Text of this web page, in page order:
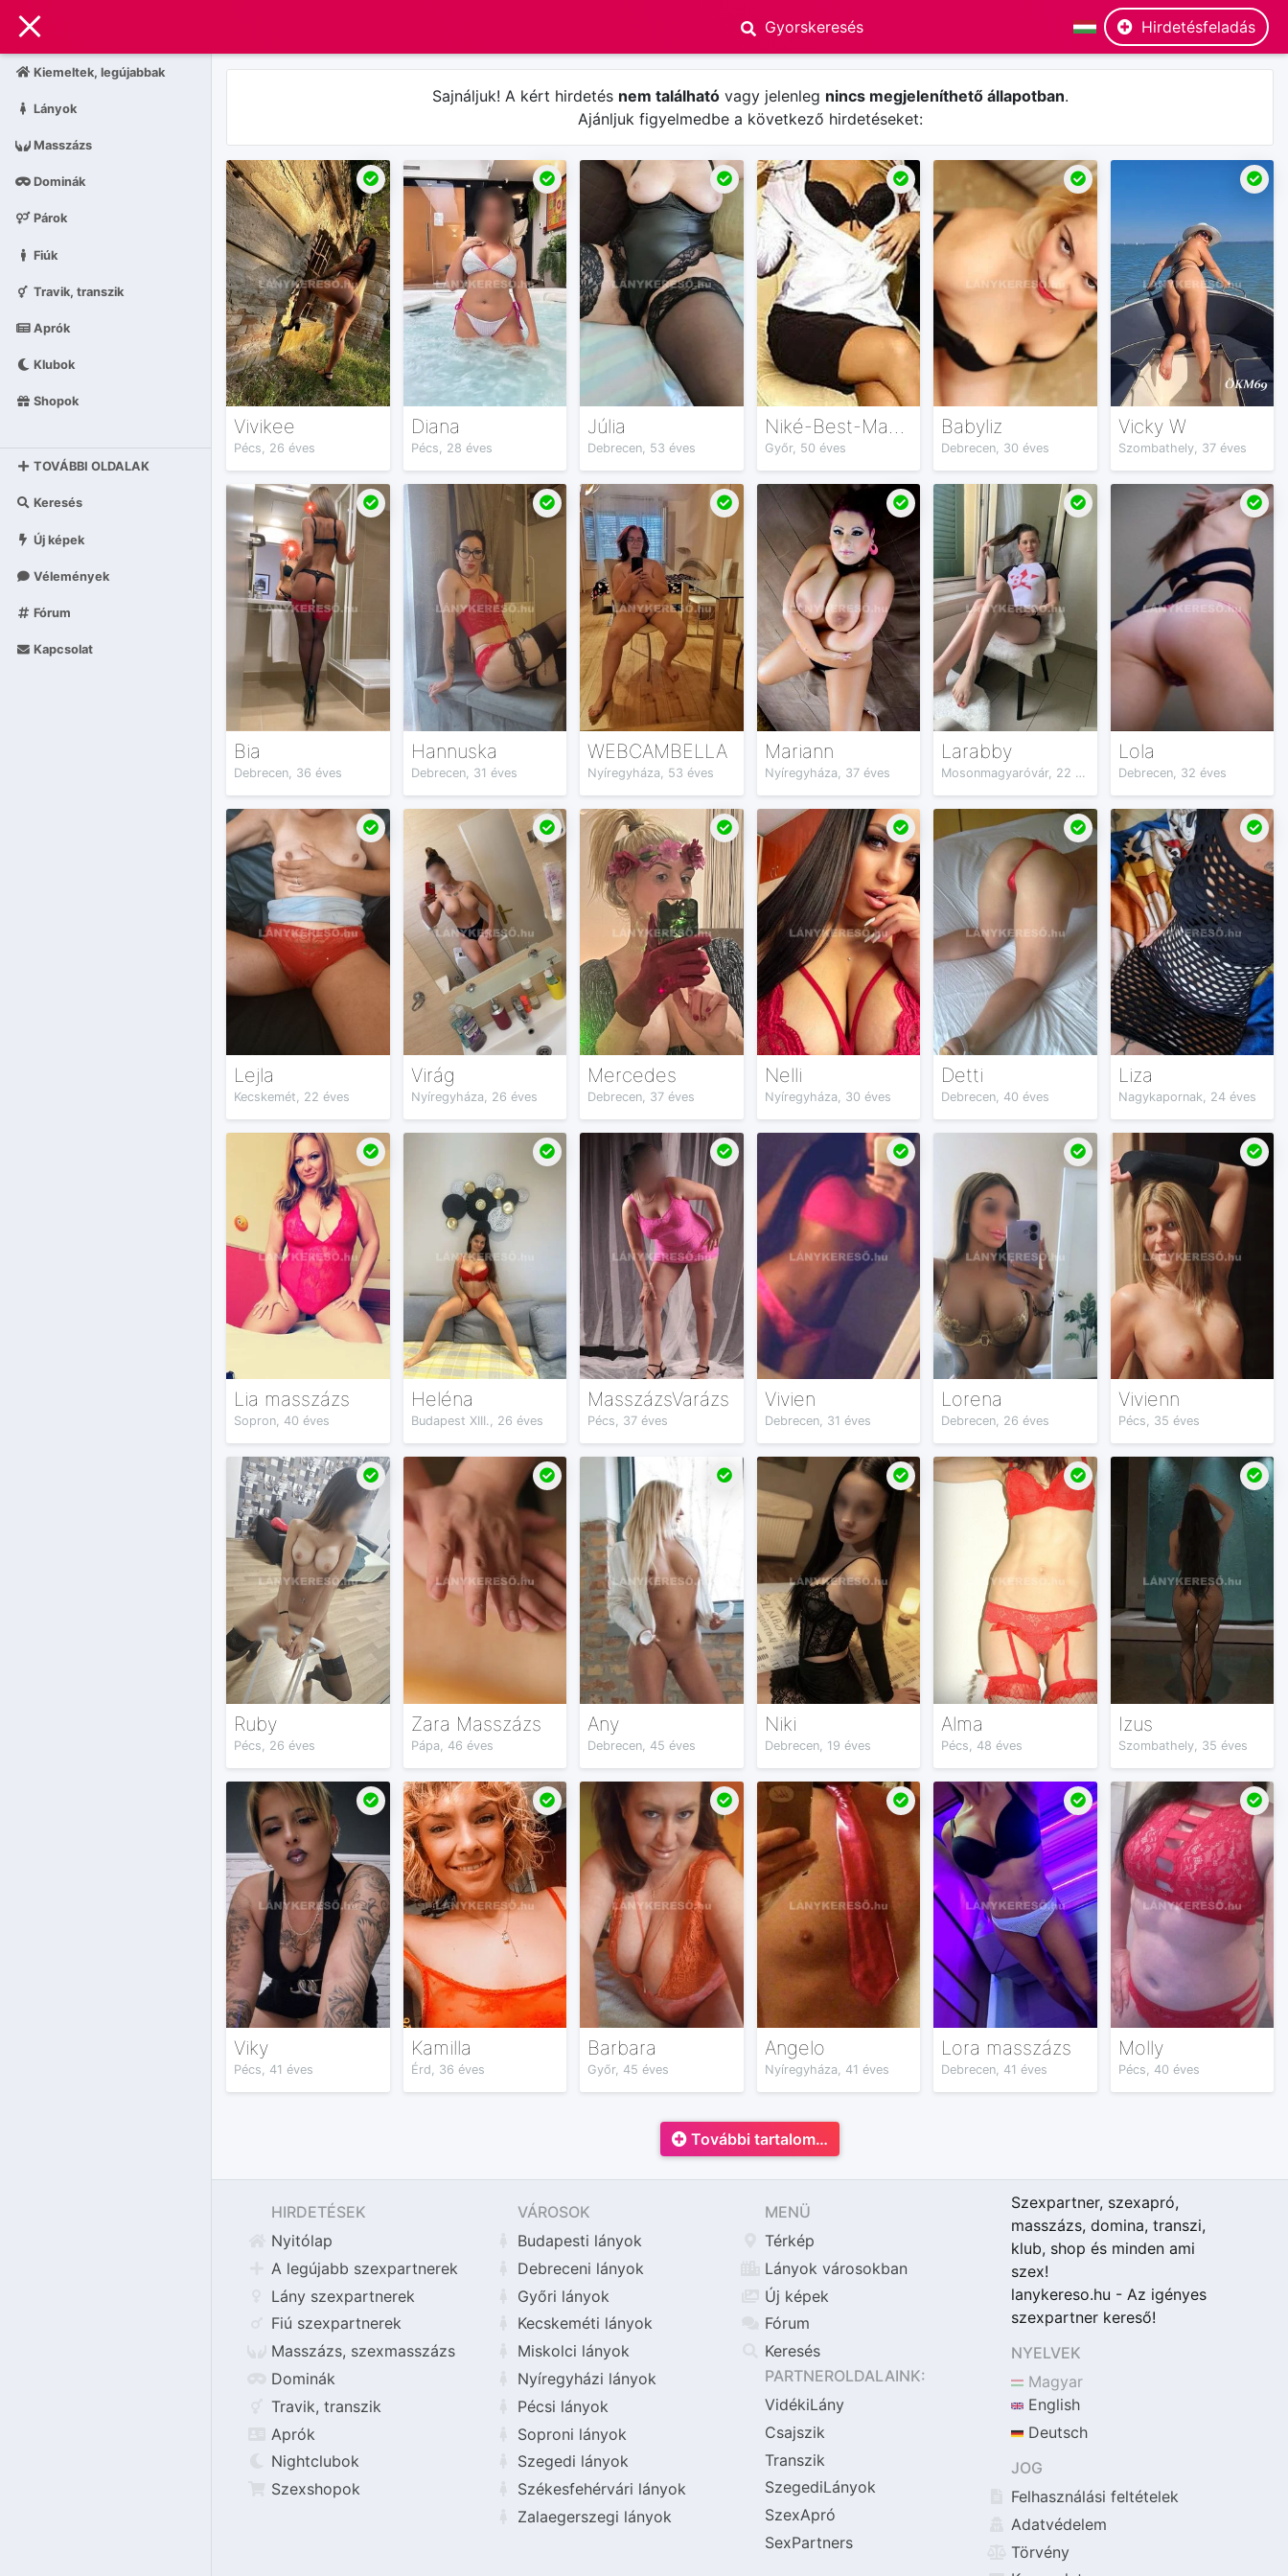
Hirdetésfeladás
Kiemeltek, legújabbak
Lányok
Masszázs
Dominák
Párok
Fiúk
Travik, transzik
Aprók
Klubok
Shopok
TOVÁBBI OLDALAK
Keresés
Új képek
Vélemények
Fórum
Kapcsolat
Sajnáljuk! A kért hirdetés nem találhatóvagy jelenleg nincs megjeleníthető állapotban.
Ajánljuk figyelmedbe a következő hirdetéseket:
Vivikee
Pécs, 26 éves
Diana
Pécs, 28 éves
Júlia
Debrecen, 53 éves
Niké-Best-Masszázs
Győr, 50 éves
Babyliz
Debrecen, 30 éves
Vicky W
Szombathely, 37 éves
Bia
Debrecen, 36 éves
Hannuska
Debrecen, 31 éves
WEBCAMBELLA
Nyíregyháza, 53 éves
Mariann
Nyíregyháza, 37 éves
Larabby
Mosonmagyaróvár, 22 éves
Lola
Debrecen, 32 éves
Lejla
Kecskemét, 22 éves
Virág
Nyíregyháza, 26 éves
Mercedes
Debrecen, 37 éves
Nelli
Nyíregyháza, 30 éves
Detti
Debrecen, 40 éves
Liza
Nagykapornak, 24 éves
Lia masszázs
Sopron, 40 éves
Heléna
Budapest XIII., 26 éves
MasszázsVarázs
Pécs, 37 éves
Vivien
Debrecen, 31 éves
Lorena
Debrecen, 26 éves
Vivienn
Pécs, 35 éves
Ruby
Pécs, 26 éves
Zara Masszázs
Pápa, 46 éves
Any
Debrecen, 45 éves
Niki
Debrecen, 19 éves
Alma
Pécs, 48 éves
Izus
Szombathely, 35 éves
Viky
Pécs, 41 éves
Kamilla
Érd, 36 éves
Barbara
Győr, 45 éves
Angelo
Nyíregyháza, 41 éves
Lora masszázs
Debrecen, 41 éves
Molly
Pécs, 40 éves
További tartalom…
HIRDETÉSEK
Nyitólap
A legújabb szexpartnerek
Lány szexpartnerek
Fiú szexpartnerek
Masszázs, szexmasszázs
Dominák
Travik, transzik
Aprók
Nightclubok
Szexshopok
VÁROSOK
Budapesti lányok
Debreceni lányok
Győri lányok
Kecskeméti lányok
Miskolci lányok
Nyíregyházi lányok
Pécsi lányok
Soproni lányok
Szegedi lányok
Székesfehérvári lányok
Zalaegerszegi lányok
MENÜ
Térkép
Lányok városokban
Új képek
Fórum
Keresés
PARTNEROLDALAINK:
VidékiLány
Csajszik
Transzik
SzegediLányok
SzexApró
SexPartners
Szexpartner, szexapró,
masszázs, domina, transzi,
klub, shop és minden ami
szex!
lanykereso.hu - Az igényes
szexpartner kereső!
NYELVEK
Magyar
English
Deutsch
JOG
Felhasználási feltételek
Adatvédelem
Törvény